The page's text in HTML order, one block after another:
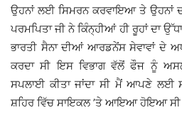
ਉਹਨਾਂ ਲਈ ਸਿਮਰਨ ਕਰਵਾਇਆ ਤੇ ਉਹਨਾਂ
ਪਰਮਪਿਤਾ ਜੀ ਨੇ ਕਿੰਨ੍ਹੀਆਂ ਹੀ ਰੂਹਾਂ ਦਾ
ਭਾਰਤੀ ਸੈਨਾ ਦੀਆਂ ਆਰਡਨੇਂਸ ਸੇਵਾਵਾਂ ਦੇ
ਕਰਦਾ ਸੀ ਇਸ ਵਿਭਾਗ ਵੱਲੋਂ ਫੌਜ ਨੂੰ
ਸਪਲਾਈ ਕੀਤਾ ਜਾਂਦਾ ਸੀ ਮੈਂ ਆਪਣੇ ਲਈ
ਸ਼ਹਿਰ ਵਿੱਚ ਸਾਇਕਲ ’ਤੇ ਆਇਆ ਹੋਇਆ ਸੀ